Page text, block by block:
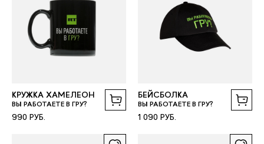
КРУЖКА ХАМЕЛЕОН
ВЫ РАБОТАЕТЕ В ГРУ?
990 РУБ.
БЕЙСБОЛКА
ВЫ РАБОТАЕТЕ В ГРУ?
1 090 РУБ.